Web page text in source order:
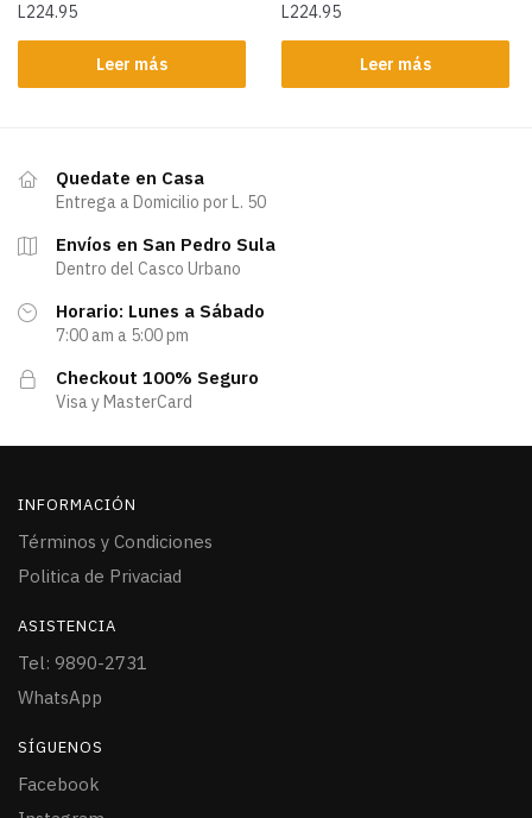
L224.95
Leer más
L224.95
Leer más
Quedate en Casa
Entrega a Domicilio por L. 50
Envíos en San Pedro Sula
Dentro del Casco Urbano
Horario: Lunes a Sábado
7:00 am a 5:00 pm
Checkout 100% Seguro
Visa y MasterCard
INFORMACIÓN
Términos y Condiciones
Politica de Privaciad
ASISTENCIA
Tel: 9890-2731
WhatsApp
SÍGUENOS
Facebook